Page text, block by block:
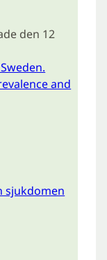
den 12
and
sjukdomen